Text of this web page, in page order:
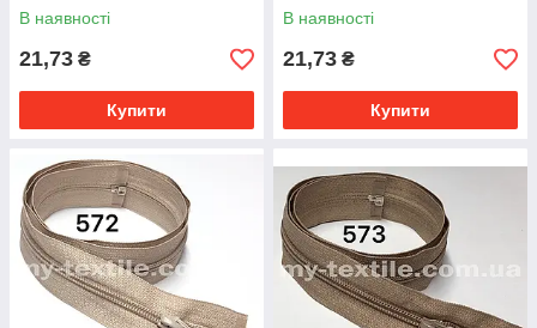
В наявності
21,73 ₴
Купити
В наявності
21,73 ₴
Купити